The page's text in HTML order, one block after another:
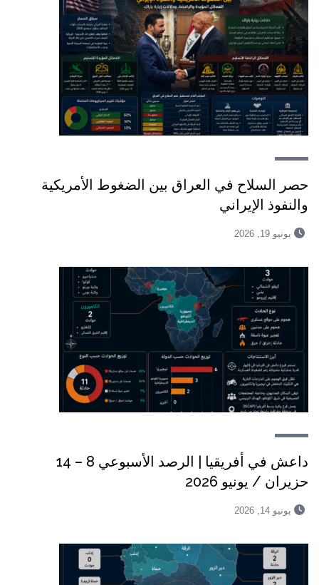
حصر السلاح في العراق بين الضغوط الأمريكية
والنفوذ الإيراني
يونيو 19, 2026
داعش في أفريقيا | الرصد الأسبوعي 8 – 14
حزيران / يونيو 2026
يونيو 14, 2026